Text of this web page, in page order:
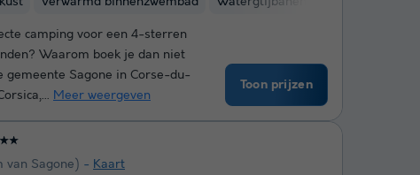
camping voor een 4-sterren
Waarom boek je dan niet
gemeente Sagone in Corse-du-
Meer weergeven
Toon prijzen
van Sagone) Kaart